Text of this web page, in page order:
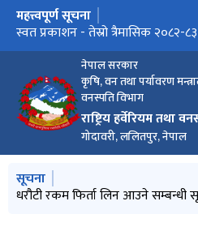
नेपाल सरकार
कृषि, वन तथा पर्यावरण
वनस्पति विभाग
राष्ट्रिय हर्वेरियम तथा
गोदावरी, ललितपुर, नेपाल
मुख्य नेभिगेसनमा जानुहोस्
महत्त्वपूर्ण सूचना
धरौटी रकम फिर्ता लिन आउने सम्बन्धी
स्वत प्रकाशन - तेस्रो त्रैमासिक २०८२-
स्वत प्रकाशन - दोस्रो त्रैमासिक २०८२-
स्वत प्रकाशन – चौथो त्रैमासिक
मुख्य नेभिगेसनमा जानुहोस्
सूचना
स्वत प्रकाशन – चौथो त्रैमासिक
धरौटी रकम फिर्ता लिन आउने सम्बन्धी